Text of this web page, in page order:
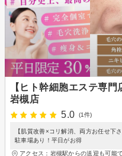
【ヒト幹細胞エステ専
岩槻店
5.0
(1件)
【肌質改善×コリ解消、両方お任せ下
駐車場あり！平日がお得
アクセス：岩槻駅からの送迎も可能